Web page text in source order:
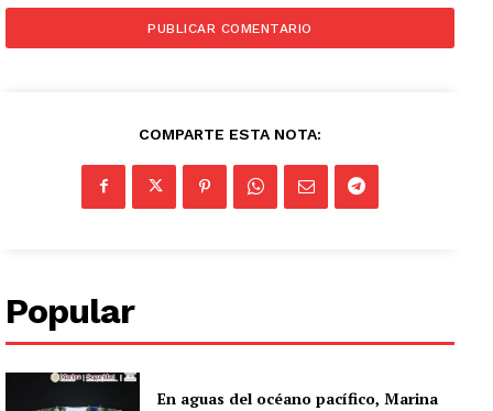
COMPARTE ESTA NOTA:
Popular
En aguas del océano pacífico, Marina